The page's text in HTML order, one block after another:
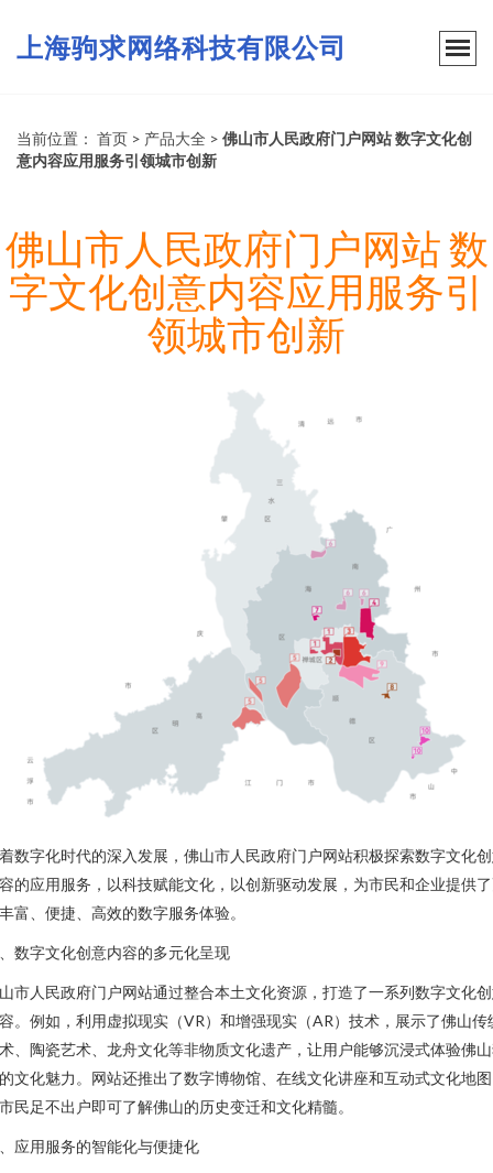
上海驹求网络科技有限公司
当前位置： 首页 > 产品大全 > 佛山市人民政府门户网站 数字文化创
意内容应用服务引领城市创新
佛山市人民政府门户网站 数
字文化创意内容应用服务引
领城市创新
数字化时代的深入发展，佛山市人民政府门户网站积极探索数字文化
的应用服务，以科技赋能文化，以创新驱动发展，为市民和企业提供
富、便捷、高效的数字服务体验。
数字文化创意内容的多元化呈现
市人民政府门户网站通过整合本土文化资源，打造了一系列数字文化
。例如，利用虚拟现实（VR）和增强现实（AR）技术，展示了佛山传
、陶瓷艺术、龙舟文化等非物质文化遗产，让用户能够沉浸式体验佛
文化魅力。网站还推出了数字博物馆、在线文化讲座和互动式文化地
民足不出户即可了解佛山的历史变迁和文化精髓。
应用服务的智能化与便捷化